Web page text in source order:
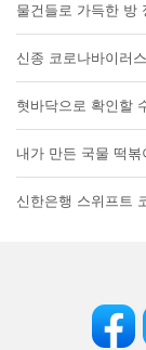
물건들로 가득한 방
신종 코로나바이러
혓바닥으로 확인할
내가 만든 국물 떡
신한은행 스위프트